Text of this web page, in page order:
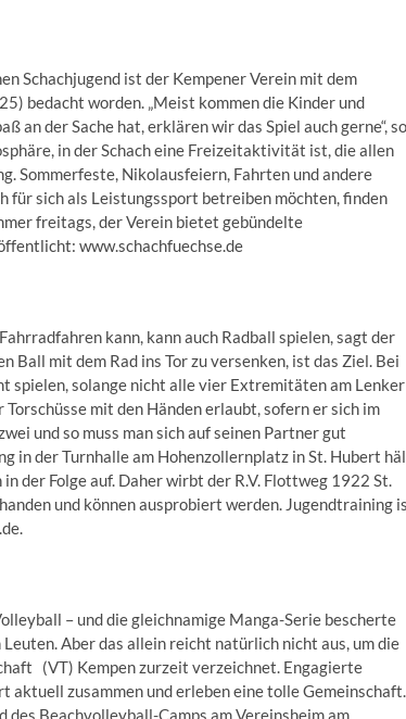
Schachjugend ist der Kempener Verein mit dem
bedacht worden. „Meist kommen die Kinder und
an der Sache hat, erklären wir das Spiel auch gerne“, so
in der Schach eine Freizeitaktivität ist, die allen
Sommerfeste, Nikolausfeiern, Fahrten und andere
für sich als Leistungssport betreiben möchten, finden
freitags, der Verein bietet gebündelte
www.schachfuechse.de
kann, kann auch Radball spielen, sagt der
Ball mit dem Rad ins Tor zu versenken, ist das Ziel. Bei
spielen, solange nicht alle vier Extremitäten am Lenker
mit den Händen erlaubt, sofern er sich im
und so muss man sich auf seinen Partner gut
in der Turnhalle am Hohenzollernplatz in St. Hubert
der Folge auf. Daher wirbt der R.V. Flottweg 1922 St.
und können ausprobiert werden. Jugendtraining
– und die gleichnamige Manga-Serie bescherte
Aber das allein reicht natürlich nicht aus, um die
(VT) Kempen zurzeit verzeichnet. Engagierte
zusammen und erleben eine tolle Gemeinschaft.
Beachvolleyball-Camps am Vereinsheim am